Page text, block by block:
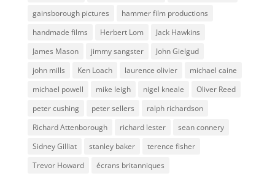
gainsborough pictures
hammer film productions
handmade films
Herbert Lom
Jack Hawkins
James Mason
jimmy sangster
John Gielgud
john mills
Ken Loach laurence olivier
michael caine
michael powell
mike leigh nigel kneale
Oliver Reed
peter cushing
peter sellers
ralph richardson
Richard Attenborough
richard lester
sean connery
Sidney Gilliat
stanley baker
terence fisher
Trevor Howard
écrans britanniques